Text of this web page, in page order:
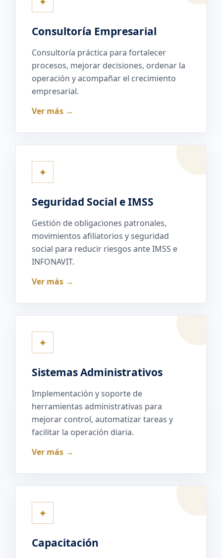
Consultoría Empresarial
Consultoría práctica para fortalecer
procesos, mejorar decisiones, ordenar la
operación y acompañar el crecimiento
empresarial.
Ver más →
✦
Seguridad Social e IMSS
Gestión de obligaciones patronales,
movimientos afiliatorios y seguridad
social para reducir riesgos ante IMSS e
INFONAVIT.
Ver más →
✦
Sistemas Administrativos
Implementación y soporte de
herramientas administrativas para
mejorar control, automatizar tareas y
facilitar la operación diaria.
Ver más →
✦
Capacitación